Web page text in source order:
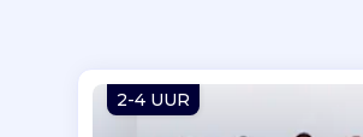
2-4 UUR